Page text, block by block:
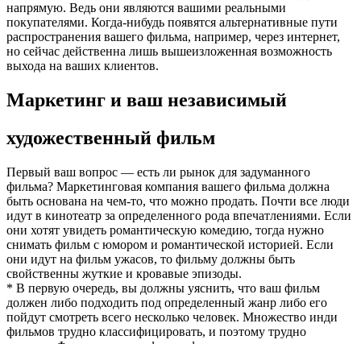
напрямую. Ведь они являются вашими реальными
покупателями. Когда-нибудь появятся альтернативные пути
распространения вашего фильма, например, через интернет,
но сейчас действенна лишь вышеизложенная возможность
выхода на ваших клиентов.
Маркетинг и ваш независимый
художественный фильм
Первый ваш вопрос — есть ли рынок для задуманного
фильма? Маркетинговая компания вашего фильма должна
быть основана на чем-то, что можно продать. Почти все люди
идут в кинотеатр за определенного рода впечатлениями. Если
они хотят увидеть романтическую комедию, тогда нужно
снимать фильм с юмором и романтической историей. Если
они идут на фильм ужасов, то фильму должны быть
свойственны жуткие и кровавые эпизоды.
* В первую очередь, вы должны уяснить, что ваш фильм
должен либо подходить под определенный жанр либо его
пойдут смотреть всего несколько человек. Множество инди
фильмов трудно классифицировать, и поэтому трудно